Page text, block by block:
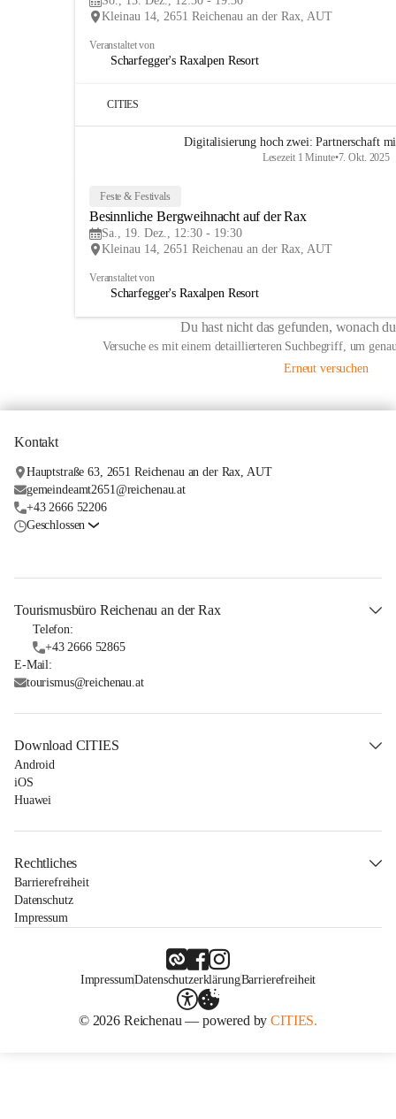
Kleinau 14, 2651 Reichenau an der Rax, AUT
Veranstaltet von
Scharfegger's Raxalpen Resort
CITIES
Digitalisierung hoch zwei: Partnerschaft
Lesezeit 1 Minute•7. Okt. 2025
Feste & Festivals
Besinnliche Bergweihnacht auf der Rax
Sa., 19. Dez., 12:30 - 19:30
Kleinau 14, 2651 Reichenau an der Rax, AUT
Veranstaltet von
Scharfegger's Raxalpen Resort
Du hast nicht das gefunden, wonach
Versuche es mit einem detaillierteren Suchbegriff, um
Erneut versuchen
Kontakt
Hauptstraße 63, 2651 Reichenau an der Rax, AUT
gemeindeamt2651@reichenau.at
+43 2666 52206
Geschlossen
Tourismusbüro Reichenau an der Rax
Telefon:
+43 2666 52865
E-Mail:
tourismus@reichenau.at
Download CITIES
Android
iOS
Huawei
Rechtliches
Barrierefreiheit
Datenschutz
Impressum
ImpressumDatenschutzerklärungBarrierefreiheit
© 2026 Reichenau — powered byCITIES.